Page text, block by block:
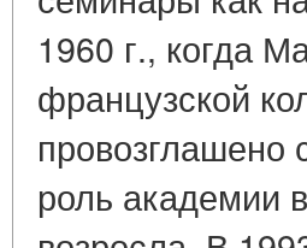
1960 г., когда
французской
провозглашено
роль академии